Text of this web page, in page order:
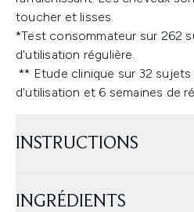
toucher et lisses.
*Test consommateur sur 262
d'utilisation régulière.
** Etude clinique sur 32
d'utilisation et 6 semaines de
INSTRUCTIONS
INGRÉDIENTS